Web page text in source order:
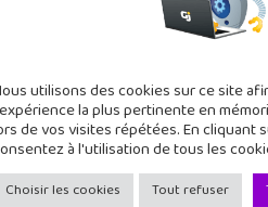
cyberattaque p...
grands ados, j'aime tester de
utilisons des cookies sur ce site
la plus pertinente en
de vos visites répétées. En cliquant
à l'utilisation de tous les
Choisir les cookies Tout refuser